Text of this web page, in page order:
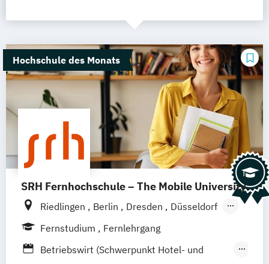
Hochschule des Monats
SRH Fernhochschule – The Mobile University
Riedlingen Berlin Dresden
Düsseldorf
Hamburg
Hannover Köln
Mannheim
Wertheim Wien
Fernstudium
Fernlehrgang
Betriebswirt (Schwerpunkt Hotel- und